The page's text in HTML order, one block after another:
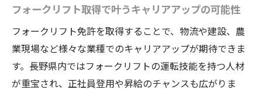
フォークリフト取得で叶うキャリアアップの可能性
フォークリフト免許を取得することで、物流や建設、農
業現場など様々な業種でのキャリアアップが期待できま
す。長野県内ではフォークリフトの運転技能を持つ人材
が重宝され、正社員登用や昇給のチャンスも広がりま